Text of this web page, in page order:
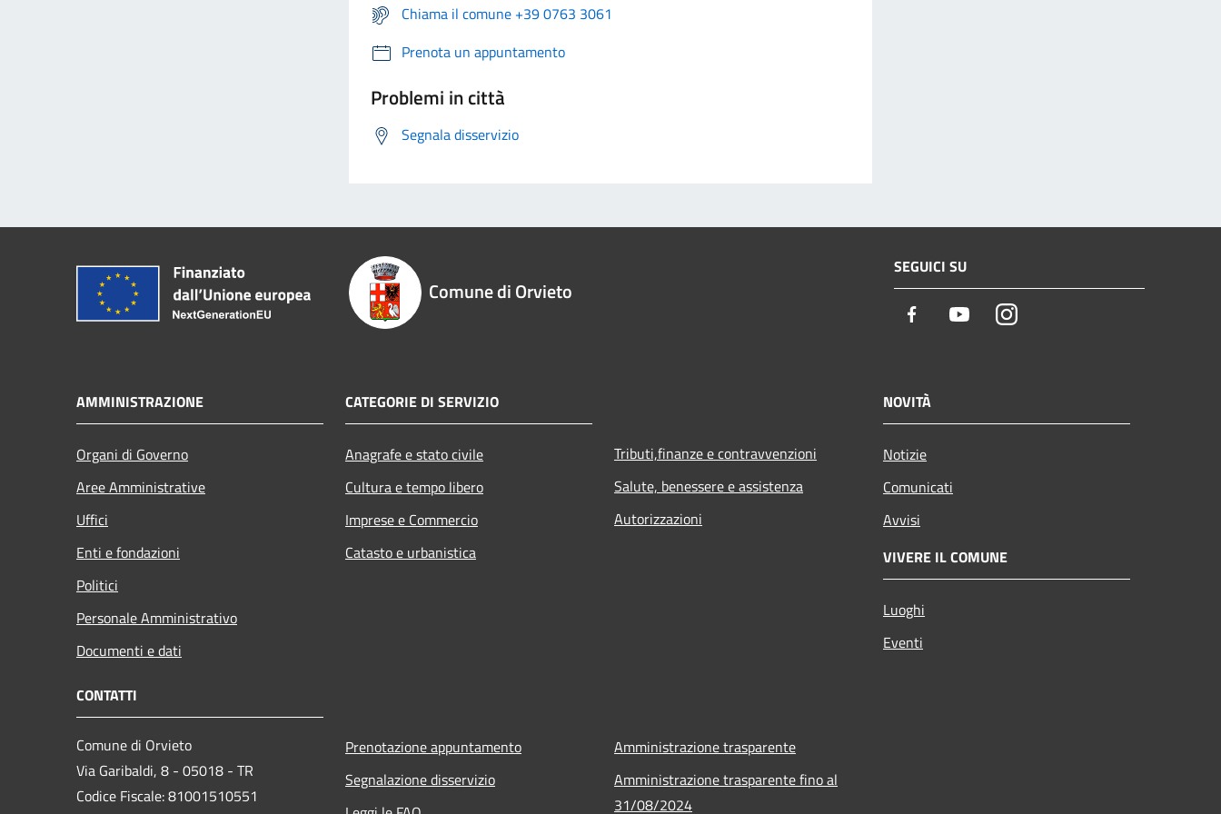
Chiama il comune +39 0763 3061
Prenota un appuntamento
Problemi in città
Segnala disservizio
Comune di Orvieto
SEGUICI SU
Facebook YoutubeInstagram
AMMINISTRAZIONE
Organi di Governo
Aree Amministrative
Uffici
Enti e fondazioni
Politici
Personale Amministrativo
Documenti e dati
CATEGORIE DI SERVIZIO
Anagrafe e stato civile
Cultura e tempo libero
Imprese e Commercio
Catasto e urbanistica
Tributi,finanze e contravvenzioni
Salute, benessere e assistenza
Autorizzazioni
NOVITÀ
Notizie
Comunicati
Avvisi
VIVERE IL COMUNE
Luoghi
Eventi
CONTATTI
Comune di Orvieto
Via Garibaldi, 8 - 05018 - TR
Codice Fiscale: 81001510551
Prenotazione appuntamento
Segnalazione disservizio
Amministrazione trasparente
Amministrazione trasparente fino al
31/08/2024